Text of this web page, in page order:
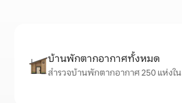
บ้านพักตากอากาศทั้งหมด
สำรวจบ้านพักตากอากาศ 250 แห่งใ